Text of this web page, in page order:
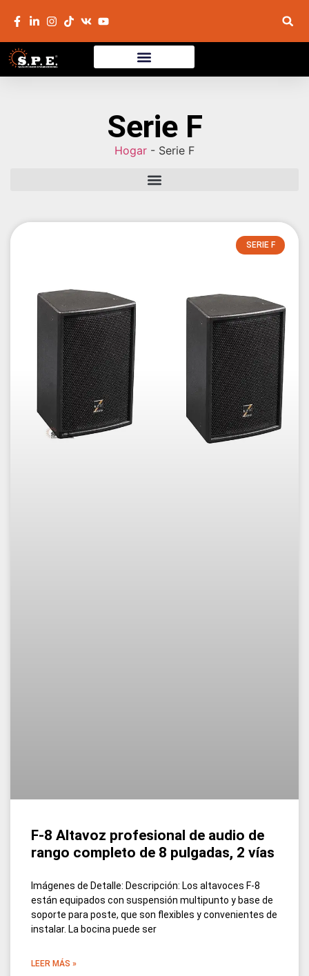
Serie F
Hogar - Serie F
SERIE F
F-8 Altavoz profesional de audio de
rango completo de 8 pulgadas, 2 vías
Imágenes de Detalle: Descripción: Los altavoces F-8
están equipados con suspensión multipunto y base de
soporte para poste, que son flexibles y convenientes de
instalar. La bocina puede ser
LEER MÁS »